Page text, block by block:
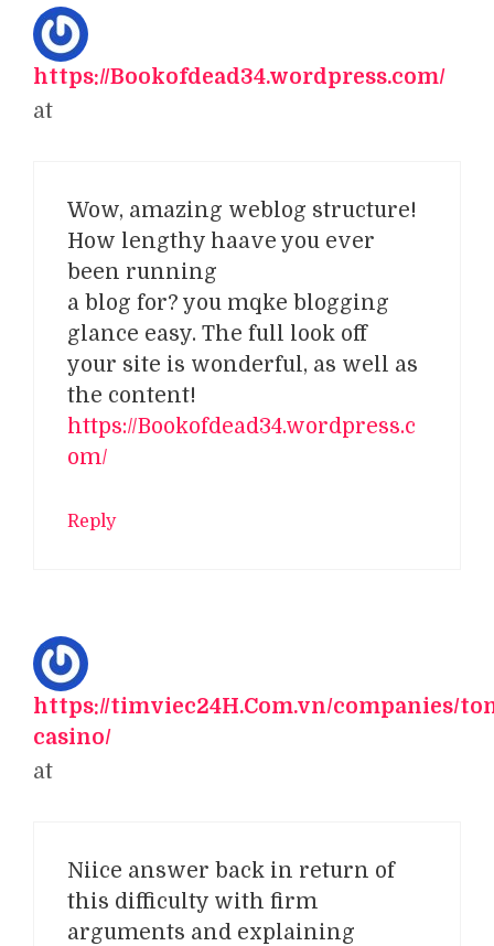
https://Bookofdead34.wordpress.com/
at
Wow, amazing weblog structure!
How lengthy haave you ever
been running
a blog for? you mqke blogging
glance easy. The full look off
your site is wonderful, as well as
the content!
https://Bookofdead34.wordpress.c
om/
Reply
https://timviec24H.Com.vn/companies/
casino/
at
Niice answer back in return of
this difficulty with firm
arguments and explaining